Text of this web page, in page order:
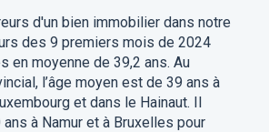
d'un bien immobilier dans notre
des 9 premiers mois de 2024
en moyenne de 39,2 ans. Au
l’âge moyen est de 39 ans à
et dans le Hainaut. Il
à Namur et à Bruxelles pour